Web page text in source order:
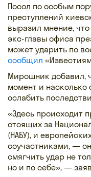
Посол по особым
преступлений
выразил мнение,
экс-главы офиса
может ударить по
сообщил
Мирошник добавил,
момент и насколько
ослабить
«Здесь происходит
стоящих за
(НАБУ), и
соучастниками, —
смягчить удар не
но и по себе», —